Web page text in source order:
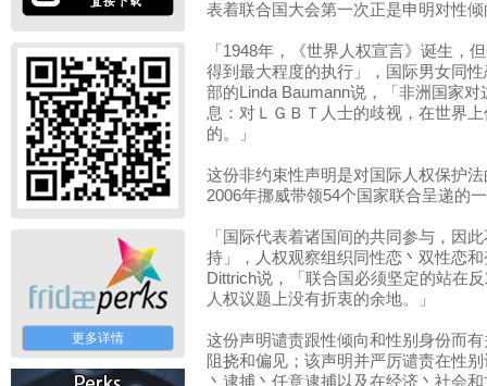
更多详情
表着联合国大会第一次正是申明对性
「1948年，《世界人权宣言》诞生，
得到最大程度的执行」，国际男女同
部的Linda Baumann说，「非洲国家
息：对ＬＧＢＴ人士的歧视，在世界
的。」
这份非约束性声明是对国际人权保护
2006年挪威带领54个国家联合呈递的
「国际代表着诸国间的共同参与，因
持」，人权观察组织同性恋丶双性恋
Dittrich说，「联合国必须坚定的站在
人权议题上没有折衷的余地。」
这份声明谴责跟性倾向和性别身份而
阻挠和偏见；该声明并严厉谴责在性
丶逮捕丶任意逮捕以及在经济丶社会